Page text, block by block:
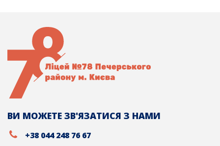
ВИ МОЖЕТЕ ЗВ'ЯЗАТИСЯ З НАМИ
+38 044 248 76 67